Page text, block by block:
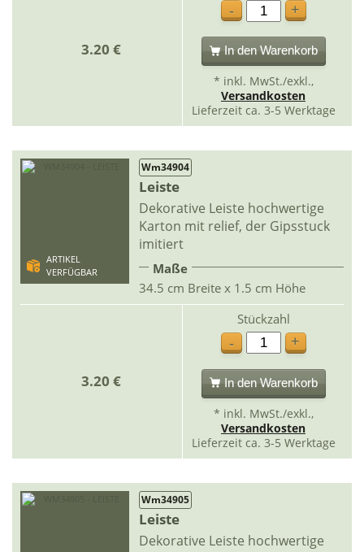
3.20 €
-
+
In den Warenkorb
* inkl. MwSt./exkl.,
Versandkosten
Lieferzeit ca. 3-5 Werktage
ARTIKEL
VERFÜGBAR
Wm34904
Leiste
Dekorative Leiste hochwertige
Karton mit relief, der Gipsstuck
imitiert
Maße
34.5 cm Breite x 1.5 cm Höhe
3.20 €
Stückzahl
-
+
In den Warenkorb
* inkl. MwSt./exkl.,
Versandkosten
Lieferzeit ca. 3-5 Werktage
Wm34905
Leiste
Dekorative Leiste hochwertige